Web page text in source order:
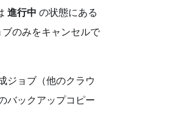
進行中 の状態にある
のみをキャンセルで
ジョブ（他のクラウ
バックアップコピー